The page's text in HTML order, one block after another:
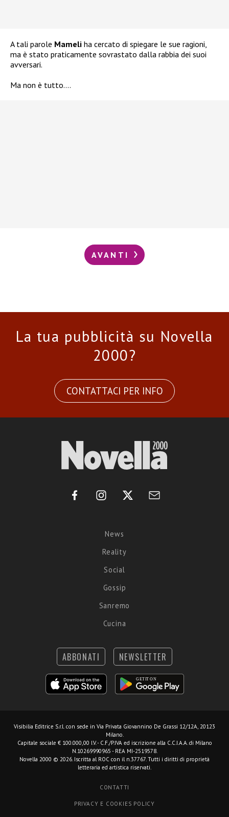
A tali parole Mameli ha cercato di spiegare le sue ragioni,
ma è stato praticamente sovrastato dalla rabbia dei suoi
avversari.
Ma non è tutto….
AVANTI
La tua pubblicità su Novella
2000?
CONTATTACI PER INFO
News
Reality
Social
Gossip
Sanremo
Cucina
ABBONATI NEWSLETTER
Visibilia Editrice S.r.l. con sede in Via Privata Giovannino De Grassi 12/12A, 20123
Milano.
Capitale sociale € 100.000,00 I.V. - C.F./P.IVA ed iscrizione alla C.C.I.A.A. di Milano
N.10269990965 - REA MI-2519578.
Novella 2000 © 2026. Iscritta al ROC con il n.37767. Tutti i diritti di proprietà
letteraria ed artistica riservati.
CONTATTI
PRIVACY E COOKIES POLICY